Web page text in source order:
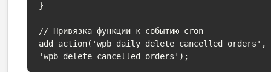
}
// Привязка функции к событию cron
add_action('wpb_daily_delete_cancelled_orders',
'wpb_delete_cancelled_orders');